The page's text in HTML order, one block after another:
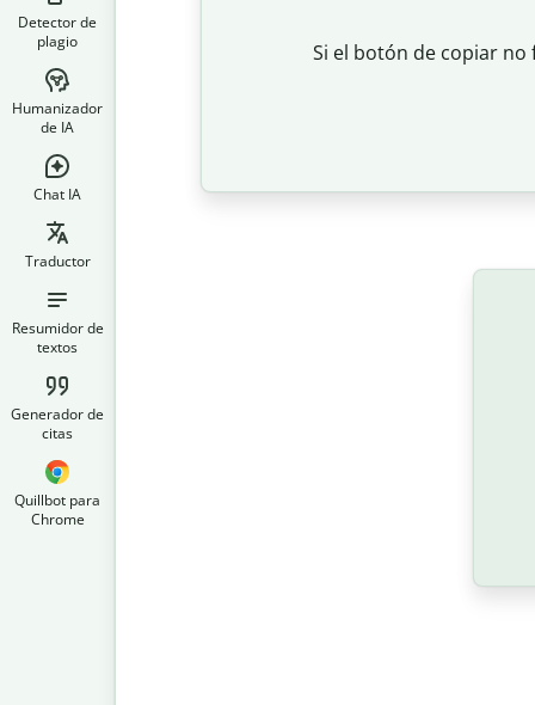
Detector de
plagio
Humanizador
de IA
Chat IA
Traductor
Resumidor de
textos
Generador de
citas
Quillbot para
Chrome
Si el botón de copiar